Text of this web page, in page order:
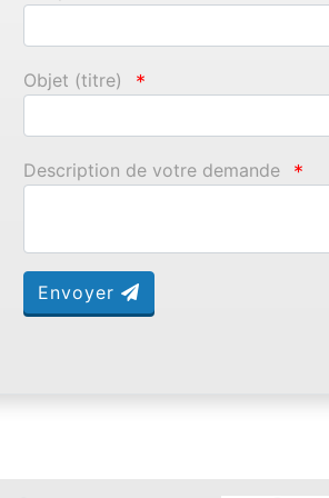
Objet (titre) *
Description de votre demande *
Envoyer